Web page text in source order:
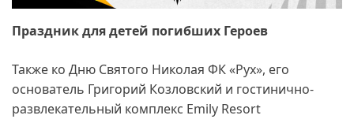
Праздник для детей погибших Героев
Также ко Дню Святого Николая ФК «Рух», его
основатель Григорий Козловский и гостинично-
развлекательный комплекс Emily Resort